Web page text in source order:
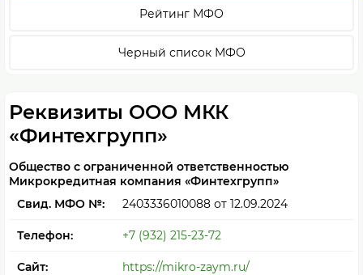
Рейтинг МФО
Черный список МФО
Реквизиты ООО МКК
«Финтехгрупп»
Общество с ограниченной ответственностью
Микрокредитная компания «Финтехгрупп»
Свид. МФО №:
2403336010088 от 12.09.2024
Телефон: +7 (932) 215-23-72
Сайт: https://mikro-zaym.ru/